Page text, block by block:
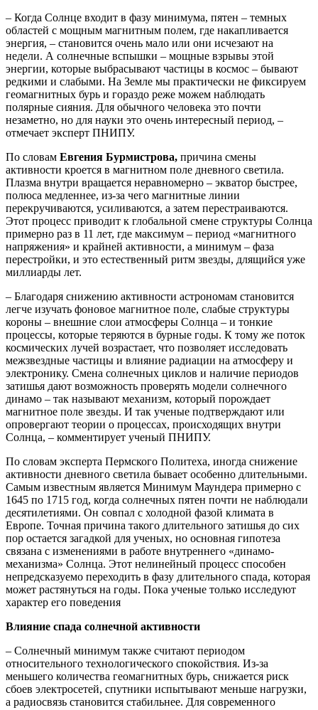
– Когда Солнце входит в фазу минимума, пятен – темных
областей с мощным магнитным полем, где накапливается
энергия, – становится очень мало или они исчезают на
недели. А солнечные вспышки – мощные взрывы этой
энергии, которые выбрасывают частицы в космос – бывают
редкими и слабыми. На Земле мы практически не фиксируем
геомагнитных бурь и гораздо реже можем наблюдать
полярные сияния. Для обычного человека это почти
незаметно, но для науки это очень интересный период, –
отмечает эксперт ПНИПУ.
По словам Евгения Бурмистрова, причина смены
активности кроется в магнитном поле дневного светила.
Плазма внутри вращается неравномерно – экватор быстрее,
полюса медленнее, из-за чего магнитные линии
перекручиваются, усиливаются, а затем перестраиваются.
Этот процесс приводит к глобальной смене структуры Солнца
примерно раз в 11 лет, где максимум – период «магнитного
напряжения» и крайней активности, а минимум – фаза
перестройки, и это естественный ритм звезды, длящийся уже
миллиарды лет.
– Благодаря снижению активности астрономам становится
легче изучать фоновое магнитное поле, слабые структуры
короны – внешние слои атмосферы Солнца – и тонкие
процессы, которые теряются в бурные годы. К тому же поток
космических лучей возрастает, что позволяет исследовать
межзвездные частицы и влияние радиации на атмосферу и
электронику. Смена солнечных циклов и наличие периодов
затишья дают возможность проверять модели солнечного
динамо – так называют механизм, который порождает
магнитное поле звезды. И так ученые подтверждают или
опровергают теории о процессах, происходящих внутри
Солнца, – комментирует ученый ПНИПУ.
По словам эксперта Пермского Политеха, иногда снижение
активности дневного светила бывает особенно длительными.
Самым известным является Минимум Маундера примерно с
1645 по 1715 год, когда солнечных пятен почти не наблюдали
десятилетиями. Он совпал с холодной фазой климата в
Европе. Точная причина такого длительного затишья до сих
пор остается загадкой для ученых, но основная гипотеза
связана с изменениями в работе внутреннего «динамо-
механизма» Солнца. Этот нелинейный процесс способен
непредсказуемо переходить в фазу длительного спада, которая
может растянуться на годы. Пока ученые только исследуют
характер его поведения
Влияние спада солнечной активности
– Солнечный минимум также считают периодом
относительного технологического спокойствия. Из-за
меньшего количества геомагнитных бурь, снижается риск
сбоев электросетей, спутники испытывают меньше нагрузки,
а радиосвязь становится стабильнее. Для современного